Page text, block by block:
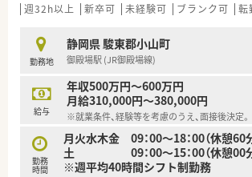
週32h以上 新卒可 未経験可 ブランク可 転
勤務地
静岡県 駿東郡小山町
御殿場駅 (JR御殿場線)
給与
年収500万円～600万円
月給310,000円～380,000円
※就業条件、経験等を考慮のうえ、面接後決定。
勤務
時間
月火水木金 09：00～18：00（休憩60
土 09：00～15：00（休憩00分
※週平均40時間シフト制勤務